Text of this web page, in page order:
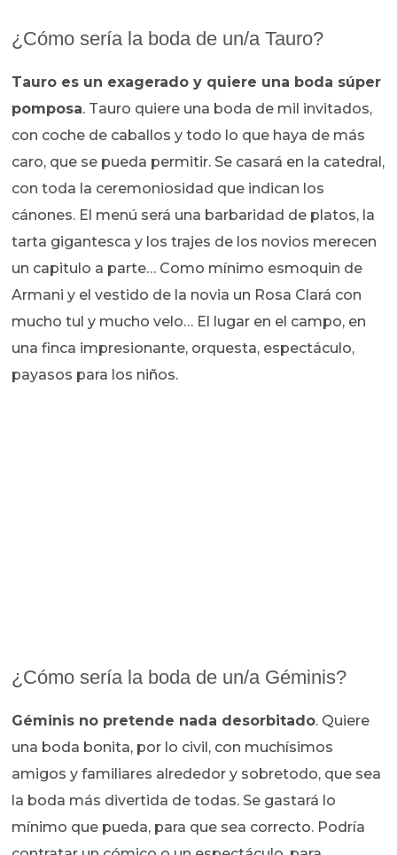
¿Cómo sería la boda de un/a Tauro?
Tauro es un exagerado y quiere una boda súper
pomposa. Tauro quiere una boda de mil invitados,
con coche de caballos y todo lo que haya de más
caro, que se pueda permitir. Se casará en la catedral,
con toda la ceremoniosidad que indican los
cánones. El menú será una barbaridad de platos, la
tarta gigantesca y los trajes de los novios merecen
un capitulo a parte… Como mínimo esmoquin de
Armani y el vestido de la novia un Rosa Clará con
mucho tul y mucho velo… El lugar en el campo, en
una finca impresionante, orquesta, espectáculo,
payasos para los niños.
¿Cómo sería la boda de un/a Géminis?
Géminis no pretende nada desorbitado. Quiere
una boda bonita, por lo civil, con muchísimos
amigos y familiares alrededor y sobretodo, que sea
la boda más divertida de todas. Se gastará lo
mínimo que pueda, para que sea correcto. Podría